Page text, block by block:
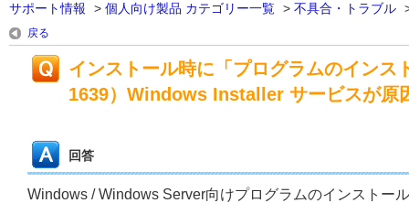
サポート情報 > 個人向け製品 カテゴリー一覧 > 不具合・トラブル
戻る
インストール時に「プログラムのインス
1639）Windows Installer サービスが原
回答
Windows / Windows Server向けプログラムのインストー